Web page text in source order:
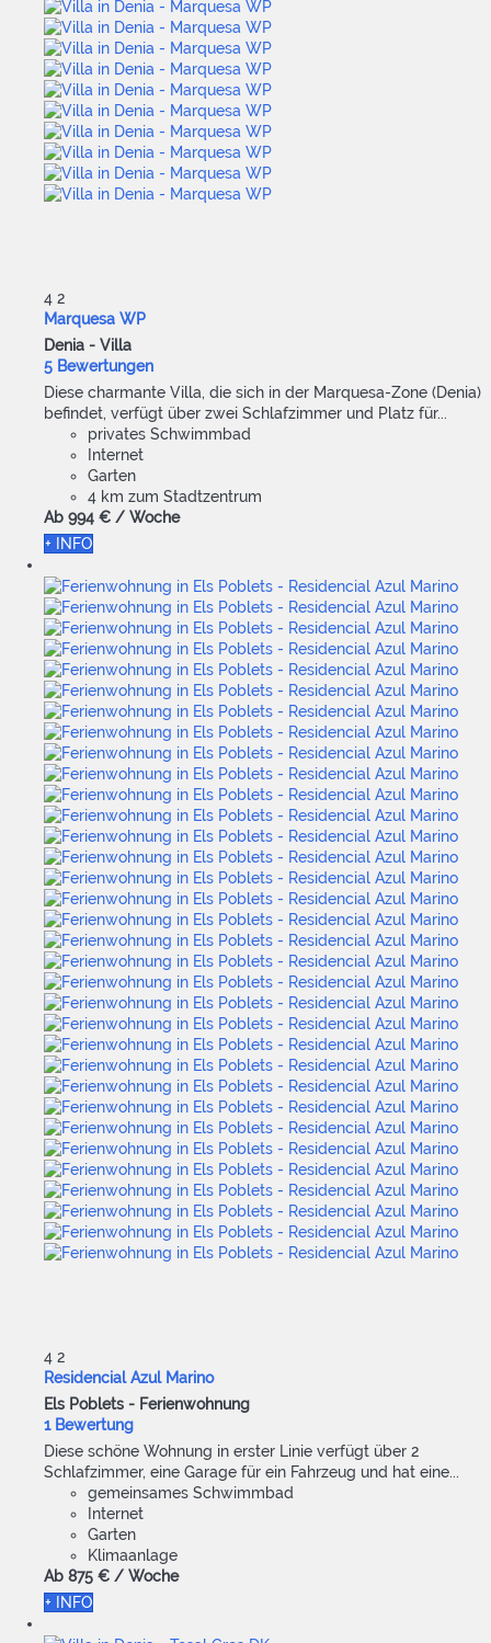
4 2
Marquesa WP
Denia - Villa
5 Bewertungen
Diese charmante Villa, die sich in der Marquesa-Zone (Denia)
befindet, verfügt über zwei Schlafzimmer und Platz für...
privates Schwimmbad
Internet
Garten
4 km zum Stadtzentrum
Ab 994 € / Woche
+ INFO
4 2
Residencial Azul Marino
Els Poblets - Ferienwohnung
1 Bewertung
Diese schöne Wohnung in erster Linie verfügt über 2
Schlafzimmer, eine Garage für ein Fahrzeug und hat eine...
gemeinsames Schwimmbad
Internet
Garten
Klimaanlage
Ab 875 € / Woche
+ INFO